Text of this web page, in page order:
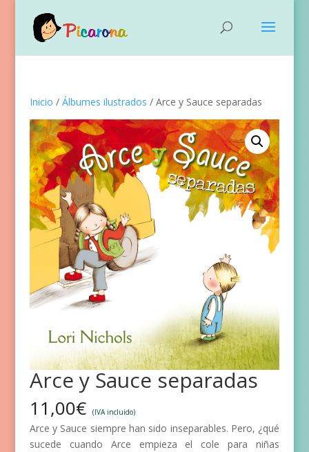
Inicio / Álbumes ilustrados / Arce y Sauce separadas
Arce y Sauce separadas
11,00€ (IVA incluido)
Arce y Sauce siempre han sido inseparables. Pero, ¿qué
sucede cuando Arce empieza el cole para niñas